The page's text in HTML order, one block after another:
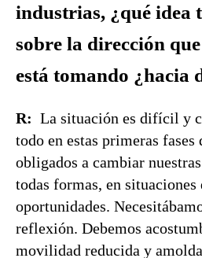
industrias, ¿qué idea
sobre la dirección
está tomando ¿hacia
R: La situación es difícil y
todo en estas primeras fases
obligados a cambiar
todas formas, en
oportunidades.
reflexión. Debemos
movilidad reducida y